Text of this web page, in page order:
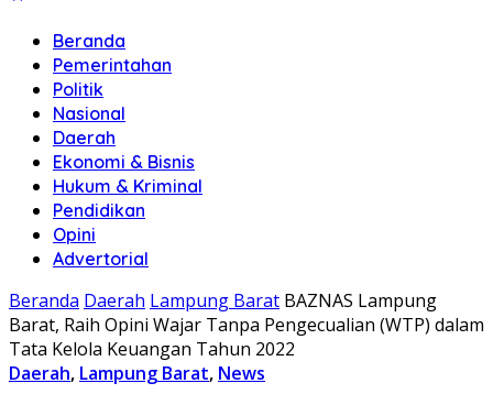
Beranda
Pemerintahan
Politik
Nasional
Daerah
Ekonomi & Bisnis
Hukum & Kriminal
Pendidikan
Opini
Advertorial
Beranda Daerah Lampung Barat BAZNAS Lampung
Barat, Raih Opini Wajar Tanpa Pengecualian (WTP) dalam
Tata Kelola Keuangan Tahun 2022
Daerah, Lampung Barat, News